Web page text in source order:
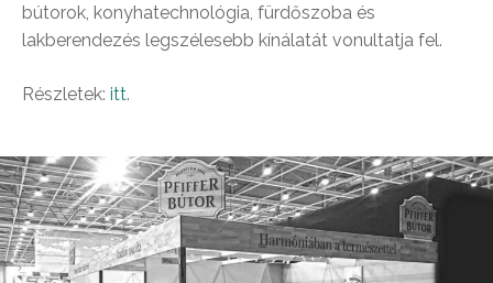
bútorok, konyhatechnológia, fürdőszoba és
lakberendezés legszélesebb kínálatát vonultatja fel.
Részletek: itt.